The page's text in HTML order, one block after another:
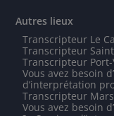
Autres lieux
Transcripteur Le
Transcripteur
Transcripteur Port-
Vous avez besoin
d’interprétation
Transcripteur
Vous avez besoin